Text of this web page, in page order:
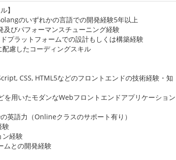
】
のいずれかの言語での開発経験5年以上
及びパフォーマンスチューニング経験
プラットフォームでの設計もしくは構築経験
配慮したコーディングスキル
CSS, HTML5などのフロントエンドの技術経験・知
を用いたモダンなWebフロントエンドアプリケーション
英語力（Onlineクラスのサポート有り）
験
ン経験
ムとの開発経験